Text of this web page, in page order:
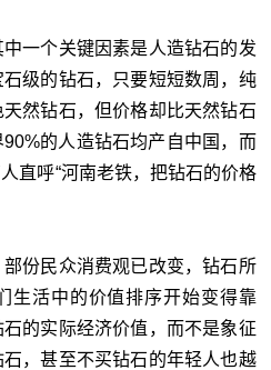
一个关键因素是人造钻石的发
级的钻石，只要短短数周，纯
然钻石，但价格却比天然钻石
的人造钻石均产自中国，而
直呼“河南老铁，把钻石的价格
份民众消费观已改变，钻石所
生活中的价值排序开始变得靠
的实际经济价值，而不是象征
，甚至不买钻石的年轻人也越